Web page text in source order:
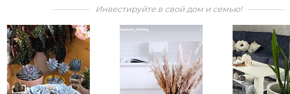
Инвестируйте в свой дом и семью!